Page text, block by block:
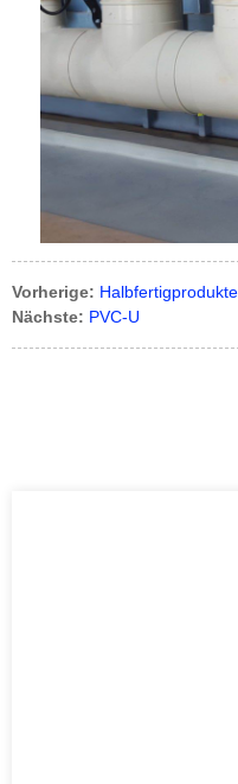
Vorherige:
Nächste: PVC-U